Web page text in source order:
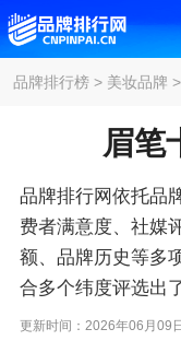
品牌排行榜> 美妆品牌 >
眉笔
品牌排行网依托品
费者满意度、社媒
额、品牌历史等多
合多个纬度评选出
十大品牌排行榜，
更新时间：2026年06月09日